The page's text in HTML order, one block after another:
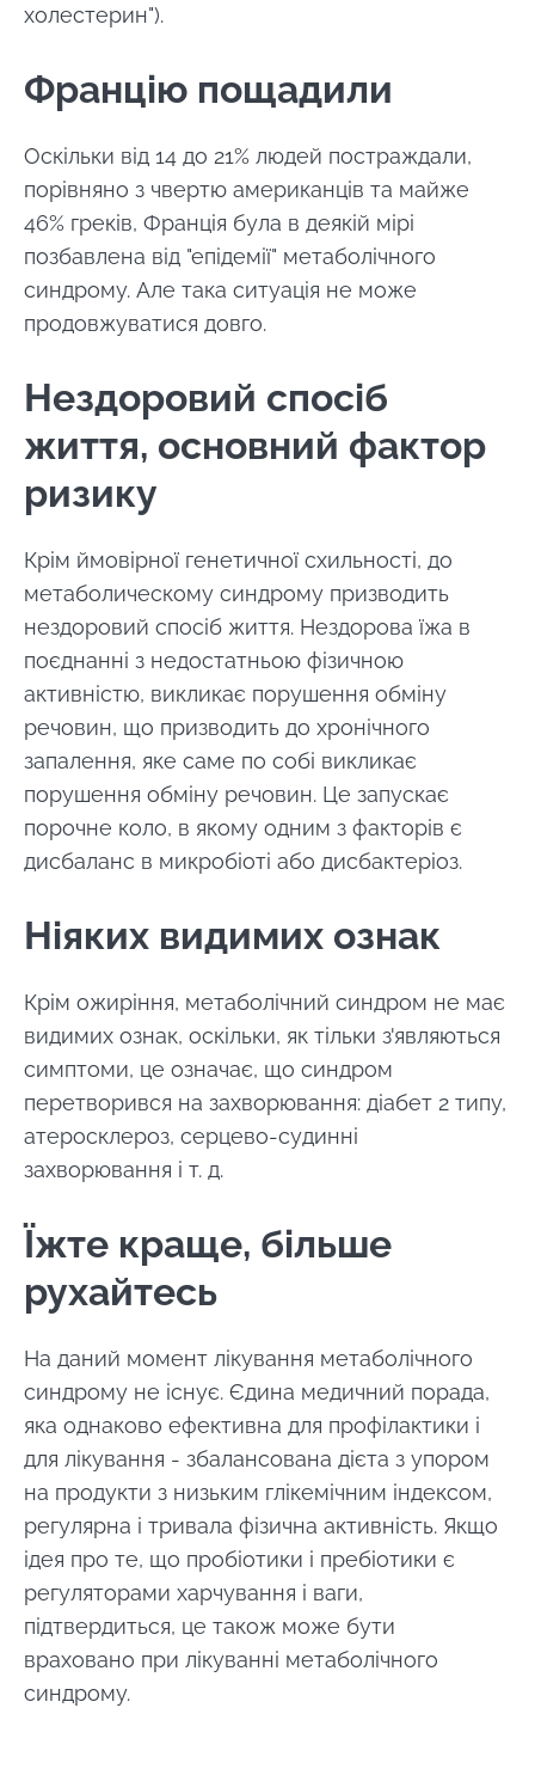
холестерин").
Францію пощадили
Оскільки від 14 до 21% людей постраждали,
порівняно з чвертю американців та майже
46% греків, Франція була в деякій мірі
позбавлена від "епідемії" метаболічного
синдрому. Але така ситуація не може
продовжуватися довго.
Нездоровий спосіб
життя, основний фактор
ризику
Крім ймовірної генетичної схильності, до
метаболическому синдрому призводить
нездоровий спосіб життя. Нездорова їжа в
поєднанні з недостатньою фізичною
активністю, викликає порушення обміну
речовин, що призводить до хронічного
запалення, яке саме по собі викликає
порушення обміну речовин. Це запускає
порочне коло, в якому одним з факторів є
дисбаланс в микробіоті або дисбактеріоз.
Ніяких видимих ознак
Крім ожиріння, метаболічний синдром не має
видимих ознак, оскільки, як тільки з'являються
симптоми, це означає, що синдром
перетворився на захворювання: діабет 2 типу,
атеросклероз, серцево-судинні
захворювання і т. д.
Їжте краще, більше
рухайтесь
На даний момент лікування метаболічного
синдрому не існує. Єдина медичний порада,
яка однаково ефективна для профілактики і
для лікування - збалансована дієта з упором
на продукти з низьким глікемічним індексом,
регулярна і тривала фізична активність. Якщо
ідея про те, що пробіотики і пребіотики є
регуляторами харчування і ваги,
підтвердиться, це також може бути
враховано при лікуванні метаболічного
синдрому.Перенаправлення
Будьте в курсі
Приєднуйтесь до спільноти Microbiota та
отримайте раз на місяць "найважливіший",
щоб бути в курсі останніх новин про
Microbiota.
Залишайся з нами !
отримайте \ Essentials \ "раз на місяць,
щоб бути в курсі останніх новин про
мікробіоти".
Я хотів би підписатися на отримання інших
новин з BioCodex
Я прочитав і приймаю